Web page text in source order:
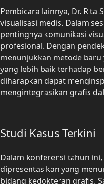
Pembicara lainnya, Dr. Rita
visualisasi medis. Dalam
pentingnya komunikasi
profesional. Dengan
menunjukkan metode baru
yang lebih baik terhadap
diharapkan dapat
mengintegrasikan grafis
Studi Kasus Terkini
Dalam konferensi tahun
dipresentasikan yang
bidang kedokteran grafis.